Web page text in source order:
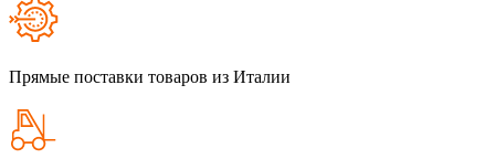
Прямые поставки товаров из Италии